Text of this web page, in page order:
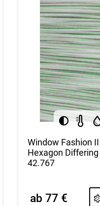
Window Fashion II
Hexagon Differing
42.767
ab 77 €